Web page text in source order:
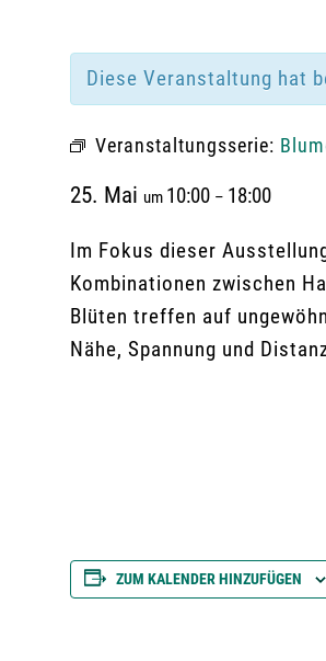
Diese Veranstaltung hat
Veranstaltungsserie:
25. Mai um 10:00 – 18:00
Im Fokus dieser
Kombinationen zwischen
Blüten treffen auf
Nähe, Spannung und
ZUM KALENDER HINZUFÜGEN